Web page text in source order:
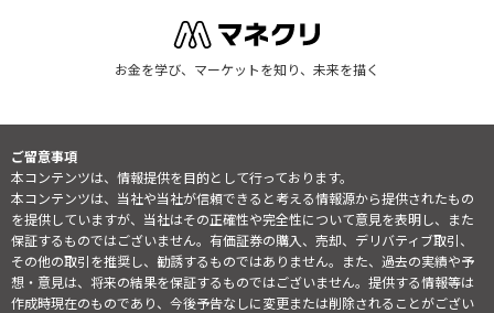
お金を学び、マーケットを知り、未来を描く
ご留意事項
本コンテンツは、情報提供を目的として行っております。
本コンテンツは、当社や当社が信頼できると考える情報源から提供されたもの
を提供していますが、当社はその正確性や完全性について意見を表明し、また
保証するものではございません。有価証券の購入、売却、デリバティブ取引、
その他の取引を推奨し、勧誘するものではありません。また、過去の実績や予
想・意見は、将来の結果を保証するものではございません。提供する情報等は
作成時現在のものであり、今後予告なしに変更または削除されることがござい